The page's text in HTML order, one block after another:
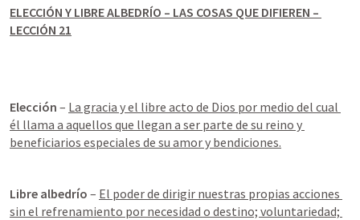
ELECCIÓN Y LIBRE ALBEDRÍO – LAS COSAS QUE DIFIEREN –
LECCIÓN 21
Elección – La gracia y el libre acto de Dios por medio del cual
él llama a aquellos que llegan a ser parte de su reino y
beneficiarios especiales de su amor y bendiciones.
Libre albedrío – El poder de dirigir nuestras propias acciones
sin el refrenamiento por necesidad o destino; voluntariedad;